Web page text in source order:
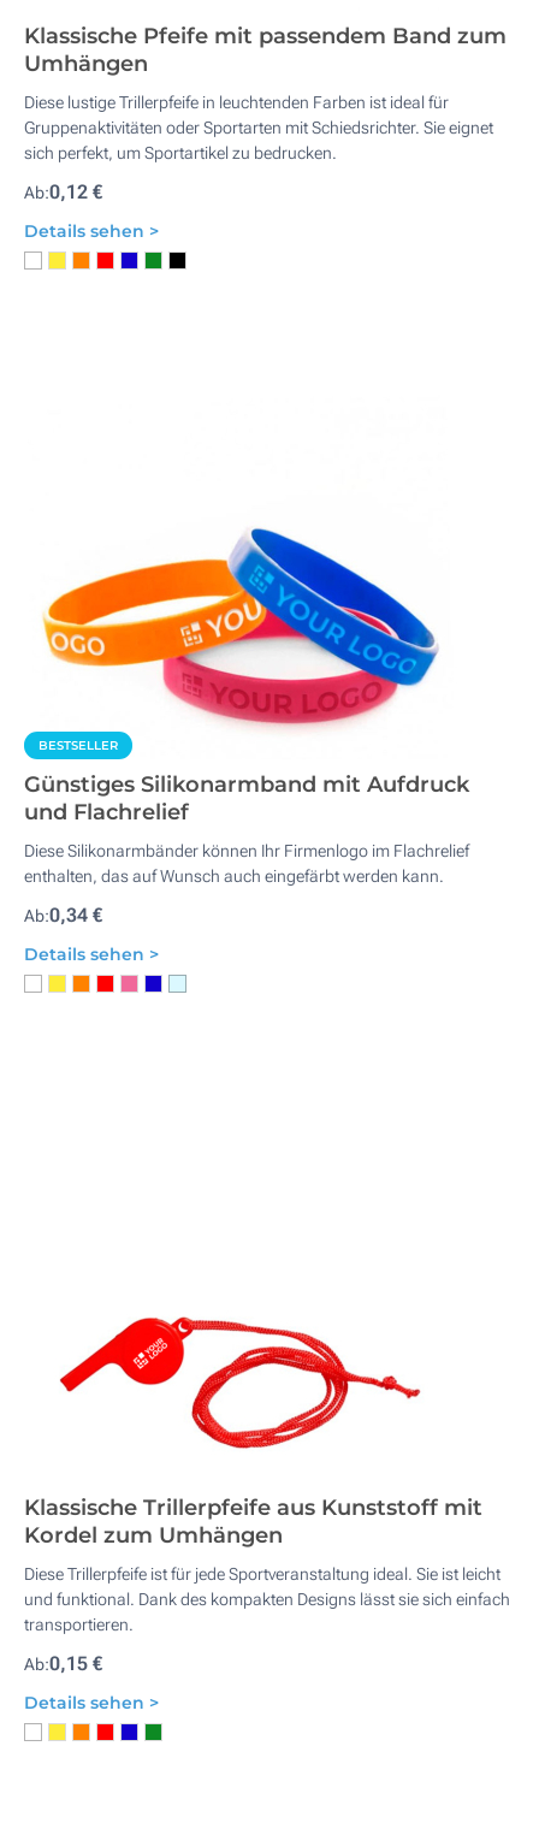
Klassische Pfeife mit passendem Band zum
Umhängen
Diese lustige Trillerpfeife in leuchtenden Farben ist ideal für
Gruppenaktivitäten oder Sportarten mit Schiedsrichter. Sie eignet
sich perfekt, um Sportartikel zu bedrucken.
Ab:0,12 €
Details sehen >
BESTSELLER
Günstiges Silikonarmband mit Aufdruck
und Flachrelief
Diese Silikonarmbänder können Ihr Firmenlogo im Flachrelief
enthalten, das auf Wunsch auch eingefärbt werden kann.
Ab:0,34 €
Details sehen >
Klassische Trillerpfeife aus Kunststoff mit
Kordel zum Umhängen
Diese Trillerpfeife ist für jede Sportveranstaltung ideal. Sie ist leicht
und funktional. Dank des kompakten Designs lässt sie sich einfach
transportieren.
Ab:0,15 €
Details sehen >